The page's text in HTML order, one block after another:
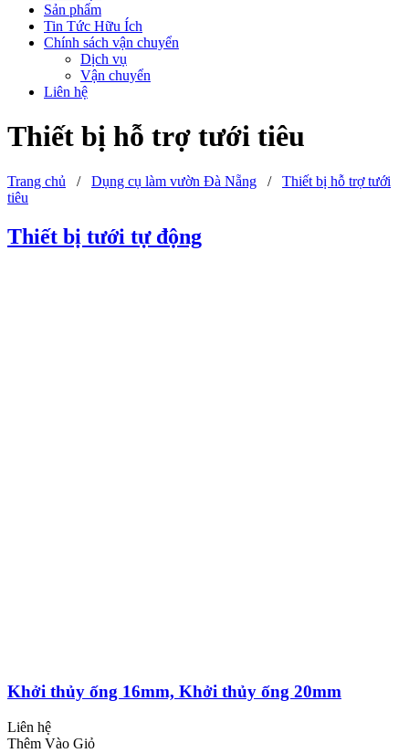
Sản phẩm
Tin Tức Hữu Ích
Chính sách vận chuyển
Dịch vụ
Vận chuyển
Liên hệ
Thiết bị hỗ trợ tưới tiêu
Trang chủ / Dụng cụ làm vườn Đà Nẵng /
Thiết bị hỗ trợ tưới
tiêu
Thiết bị tưới tự động
Khởi thủy ống 16mm, Khởi thủy ống 20mm
Liên hệ
Thêm Vào Giỏ